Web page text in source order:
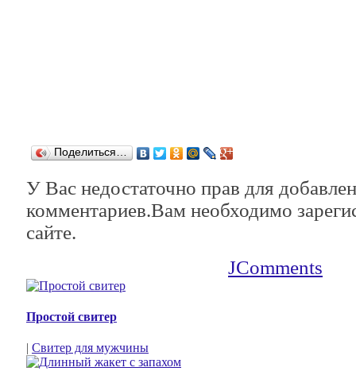
Поделиться…
У Вас недостаточно прав для
комментариев.Вам необходимо
сайте.
JComments
Простой свитер
| Свитер для мужчины